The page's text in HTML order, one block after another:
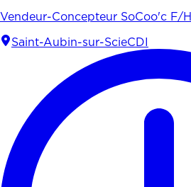
Vendeur-Concepteur SoCoo'c F/H
Saint-Aubin-sur-ScieCDI